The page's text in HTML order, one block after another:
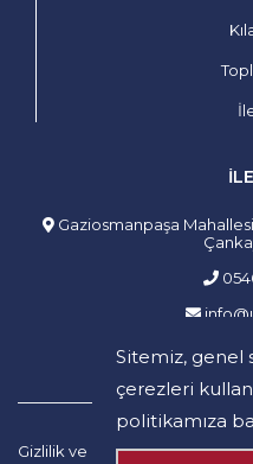
Sitemiz, genel
çerezleri
politikamıza
Gaziosmanpaşa
Gizlilik ve Güvenlik